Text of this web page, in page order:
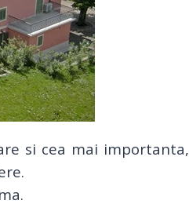
si cea mai importanta,